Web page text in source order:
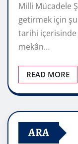
Milli Mücadele
getirmek için
tarihi
mekân…
READ MORE
ARA